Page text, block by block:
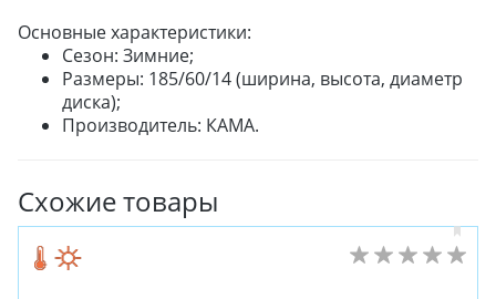
Основные характеристики:
Сезон: Зимние;
Размеры: 185/60/14 (ширина, высота, диаметр
диска);
Производитель: КАМА.
Схожие товары